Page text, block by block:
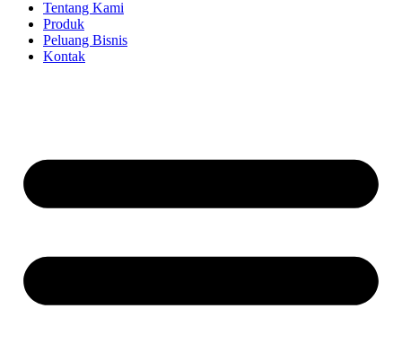
Tentang Kami
Produk
Peluang Bisnis
Kontak